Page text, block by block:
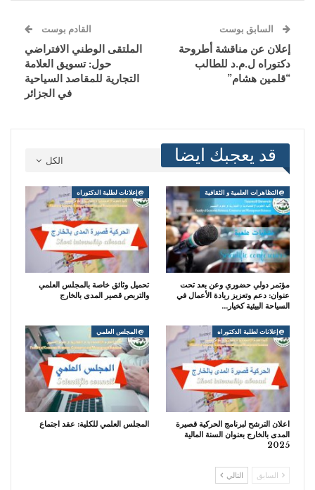
السابق بوست
إعلان عن مناقشة أطروحة
دكتوراه ل.م.د للطالب
“قلمين هشام”
القادم بوست
الملتقى الوطني الافتراضي
حول: تسويق العلامة
التجارية للمقاصد السياحية
في الجزائر
الكل قد يعجبك ايضا
@التظاهرات العلمية و الثقافية
مؤتمر دولي حضوري وعن بعد تحت
عنوان: دعم وتعزيز ريادة الأعمال في
السياحة البيئية كخيار…
@إعلانات لطلبة الدكتوراه
تحميل وثائق خاصة بالمجلس العلمي
والتربص قصير المدى بالخارج
@إعلانات لطلبة الدكتوراه
اعلان الترشح لبرنامج الحركية قصيرة
المدى بالخارج بعنوان السنة المالية
2025
@المجلس العلمي
المجلس العلمي للكلية: عقد اجتماع
السابق التالي